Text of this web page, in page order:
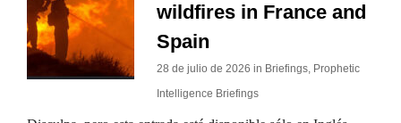
wildfires in France and
Spain
28 de julio de 2026 in Briefings, Prophetic
Intelligence Briefings